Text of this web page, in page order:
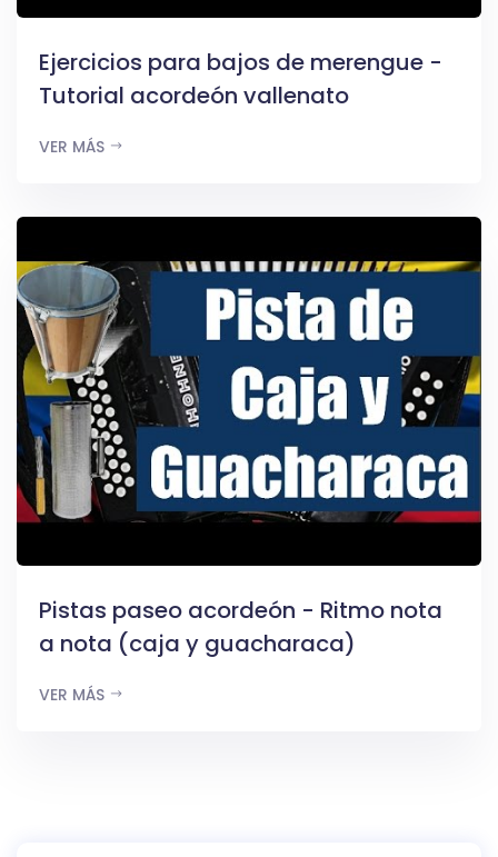
Ejercicios para bajos de merengue -
Tutorial acordeón vallenato
VER MÁS
Pistas paseo acordeón - Ritmo nota
a nota (caja y guacharaca)
VER MÁS